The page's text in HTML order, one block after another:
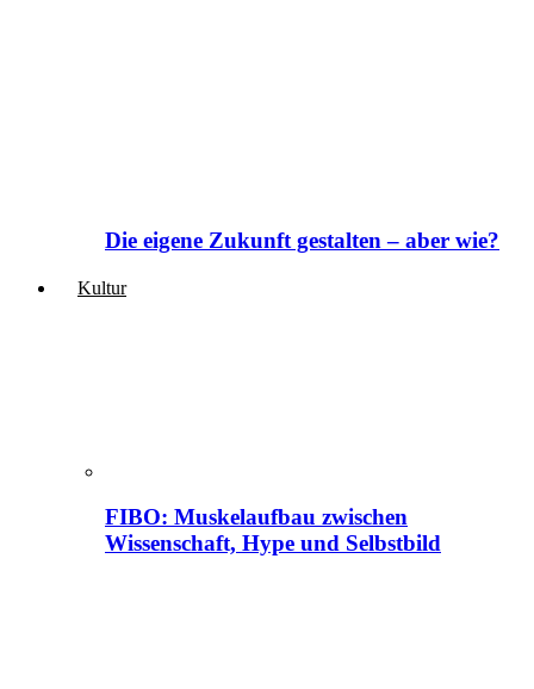
Die eigene Zukunft gestalten – aber wie?
Kultur
FIBO: Muskelaufbau zwischen
Wissenschaft, Hype und Selbstbild